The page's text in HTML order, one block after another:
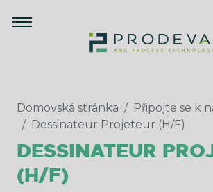
Domovská stránka Připojte se k
Dessinateur Projeteur (H/F)
DESSINATEUR
(H/F)